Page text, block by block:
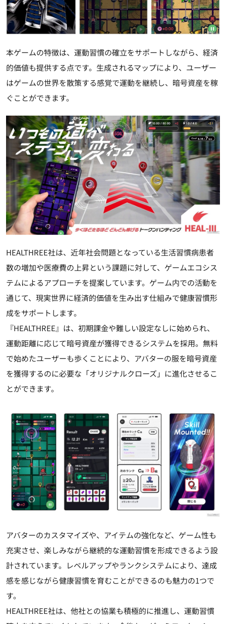
本ゲームの特徴は、運動習慣の確立をサポートしながら、経済
的価値も提供する点です。生成されるマップにより、ユーザー
はゲームの世界を散策する感覚で運動を継続し、暗号資産を稼
ぐことができます。
HEALTHREE社は、近年社会問題となっている生活習慣病患者
数の増加や医療費の上昇という課題に対して、ゲームエコシス
テムによるアプローチを提案しています。ゲーム内での活動を
通じて、現実世界に経済的価値を生み出す仕組みで健康習慣形
成をサポートします。
『HEALTHREE』は、初期課金や難しい設定なしに始められ、
運動距離に応じて暗号資産が獲得できるシステムを採用。無料
で始めたユーザーも歩くことにより、アバターの服を暗号資産
を獲得するのに必要な「オリジナルクローズ」に進化させるこ
とができます。
アバターのカスタマイズや、アイテムの強化など、ゲーム性も
充実させ、楽しみながら継続的な運動習慣を形成できるよう設
計されています。レベルアップやランクシステムにより、達成
感を感じながら健康習慣を育むことができるのも魅力の1つで
す。
HEALTHREE社は、他社との協業も積極的に推進し、運動習慣